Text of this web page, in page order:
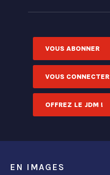
VOUS ABONNER
VOUS CONNECTER
OFFREZ LE JDM !
EN IMAGES